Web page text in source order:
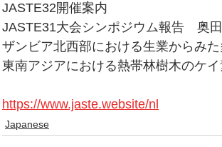
JASTE32開催案内
JASTE31大会シンポジウム報告　奥
ザンビア北西部における生業からみ
東南アジアにおける熱帯林樹木のケ
https://www.jaste.website/nl
Japanese